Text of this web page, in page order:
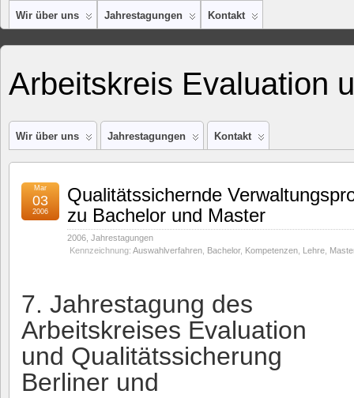
Wir über uns Jahrestagungen Kontakt
Arbeitskreis Evaluation
Wir über uns Jahrestagungen Kontakt
Qualitätssichernde
zu Bachelor und Master
2006 Jahrestagungen
Kennzeichnung: Auswahlverfahren Bachelor, Kompetenzen Lehre
Mar
03
2006
7. Jahrestagung des
Arbeitskreises Evaluation
und Qualitätssicherung
Berliner und